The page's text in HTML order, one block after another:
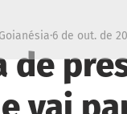
de
6 de out. de